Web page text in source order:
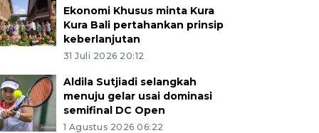
Ekonomi Khusus minta Kura
Kura Bali pertahankan prinsip
keberlanjutan
31 Juli 2026 20:12
Aldila Sutjiadi selangkah
menuju gelar usai dominasi
semifinal DC Open
1 Agustus 2026 06:22